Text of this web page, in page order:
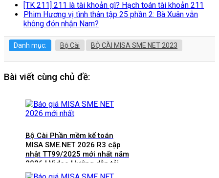
[TK 211] 211 là tài khoản gì? Hạch toán tài khoản 211
Phim Hương vị tình thân tập 25 phần 2: Bà Xuân vẫn
không đón nhận Nam?
Danh mục: Bộ Cài BỘ CÀI MISA SME NET 2023
Bài viết cùng chủ đề:
Bộ Cài Phần mềm kế toán
MISA SME.NET 2026 R3 cập
nhật TT99/2025 mới nhất năm
2026 | Video Hướng dẫn tải
Download cài đặt